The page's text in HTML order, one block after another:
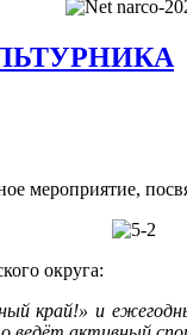
мероприятие,
округа:
край!» и